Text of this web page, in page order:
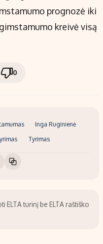
prognozė iki
kreivė visą
0
Inga Ruginienė
Tyrimas
turinį be ELTA raštiško